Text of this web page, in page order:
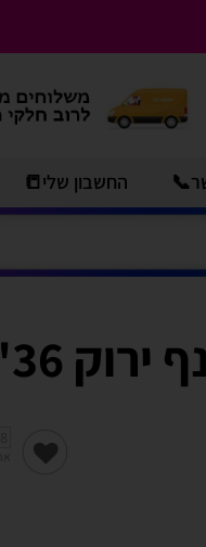
החשבון שלי📒
36"